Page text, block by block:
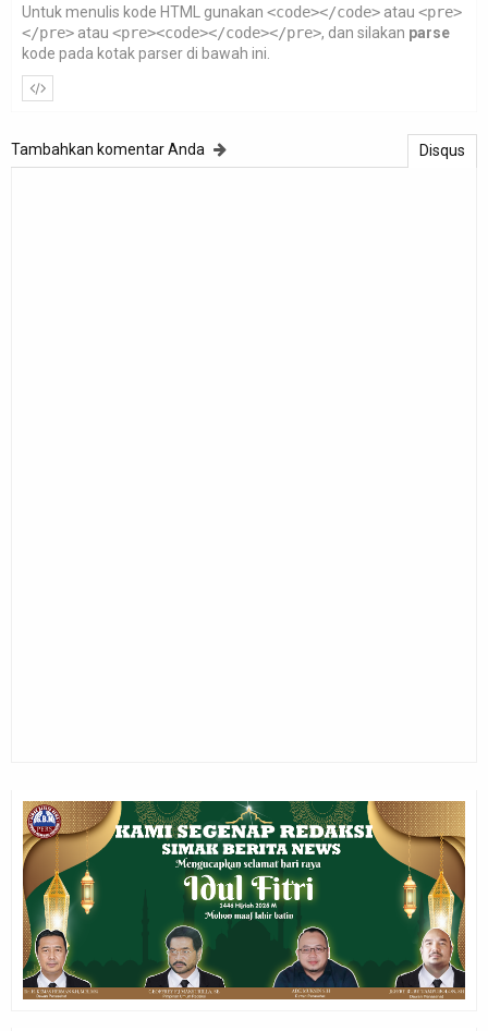
Untuk menulis kode HTML gunakan <code></code> atau <pre>
</pre> atau <pre><code></code></pre>, dan silakan parse
kode pada kotak parser di bawah ini.
Disqus
Tambahkan komentar Anda